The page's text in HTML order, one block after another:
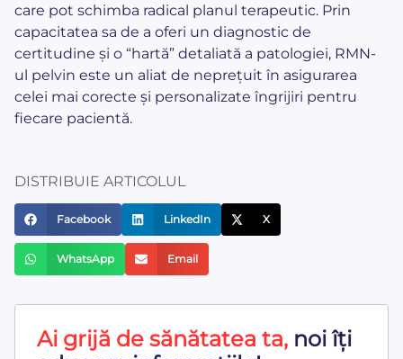
care pot schimba radical planul terapeutic. Prin
capacitatea sa de a oferi un diagnostic de
certitudine și o “hartă” detaliată a patologiei, RMN-
ul pelvin este un aliat de neprețuit în asigurarea
celei mai corecte și personalizate îngrijiri pentru
fiecare pacientă.
DISTRIBUIE ARTICOLUL
Facebook LinkedIn X
WhatsApp Email
Ai grijă de sănătatea ta, noi îți